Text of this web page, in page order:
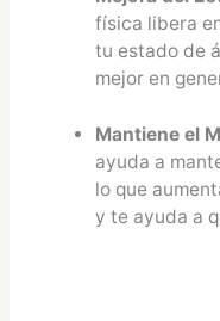
física libera
tu estado de
mejor en
Mantiene el
ayuda a
lo que
y te ayuda a